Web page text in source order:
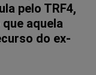
pelo TRF4,
aquela
do ex-